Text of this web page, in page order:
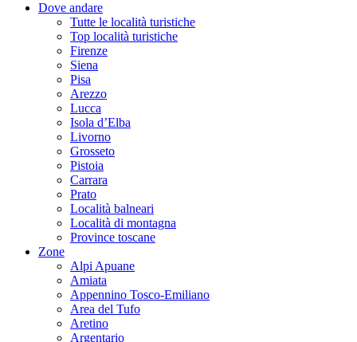
Dove andare
Tutte le località turistiche
Top località turistiche
Firenze
Siena
Pisa
Arezzo
Lucca
Isola d’Elba
Livorno
Grosseto
Pistoia
Carrara
Prato
Località balneari
Località di montagna
Province toscane
Zone
Alpi Apuane
Amiata
Appennino Tosco-Emiliano
Area del Tufo
Aretino
Argentario